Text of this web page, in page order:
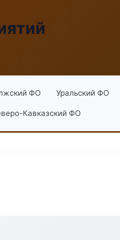
ФО Уральский ФО
Кавказский ФО